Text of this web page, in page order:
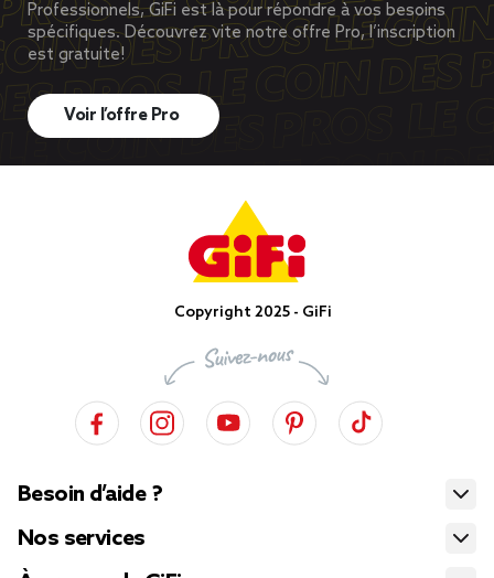
Professionnels, GiFi est là pour répondre à vos besoins
spécifiques. Découvrez vite notre offre Pro, l’inscription
est gratuite!
Voir l’offre Pro
Copyright 2025 - GiFi
Besoin d’aide ?
Nos services